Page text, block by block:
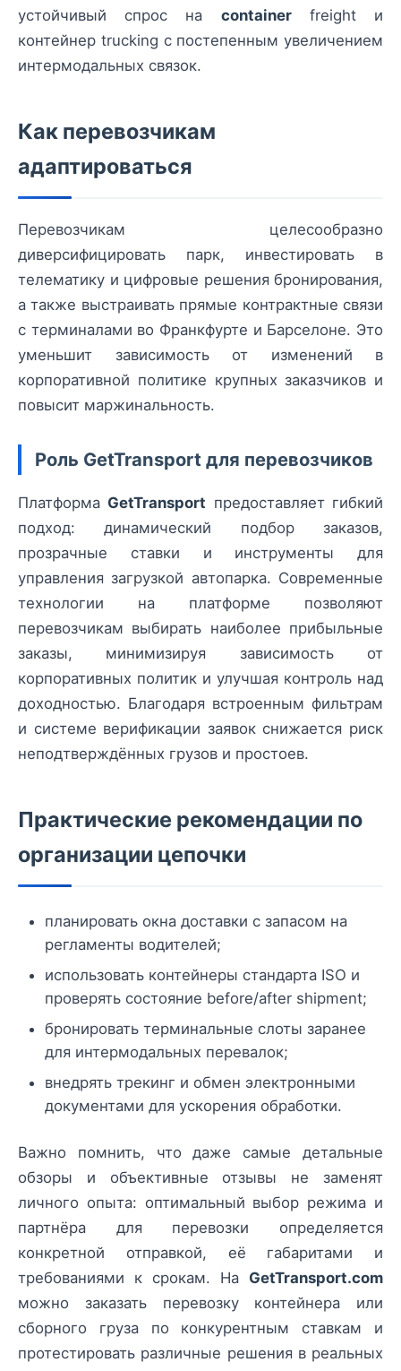
устойчивый спрос на containerfreight и
контейнер trucking с постепенным увеличением
интермодальных связок.
Как перевозчикам
адаптироваться
Перевозчикам целесообразно
диверсифицировать парк, инвестировать в
телематику и цифровые решения бронирования,
а также выстраивать прямые контрактные связи
с терминалами во Франкфурте и Барселоне. Это
уменьшит зависимость от изменений в
корпоративной политике крупных заказчиков и
повысит маржинальность.
Роль GetTransport для перевозчиков
Платформа GetTransport предоставляет гибкий
подход: динамический подбор заказов,
прозрачные ставки и инструменты для
управления загрузкой автопарка. Современные
технологии на платформе позволяют
перевозчикам выбирать наиболее прибыльные
заказы, минимизируя зависимость от
корпоративных политик и улучшая контроль над
доходностью. Благодаря встроенным фильтрам
и системе верификации заявок снижается риск
неподтверждённых грузов и простоев.
Практические рекомендации по
организации цепочки
планировать окна доставки с запасом на
регламенты водителей;
использовать контейнеры стандарта ISO и
проверять состояние before/after shipment;
бронировать терминальные слоты заранее
для интермодальных перевалок;
внедрять трекинг и обмен электронными
документами для ускорения обработки.
Важно помнить, что даже самые детальные
обзоры и объективные отзывы не заменят
личного опыта: оптимальный выбор режима и
партнёра для перевозки определяется
конкретной отправкой, её габаритами и
требованиями к срокам. На GetTransport.com
можно заказать перевозку контейнера или
сборного груза по конкурентным ставкам и
протестировать различные решения в реальных